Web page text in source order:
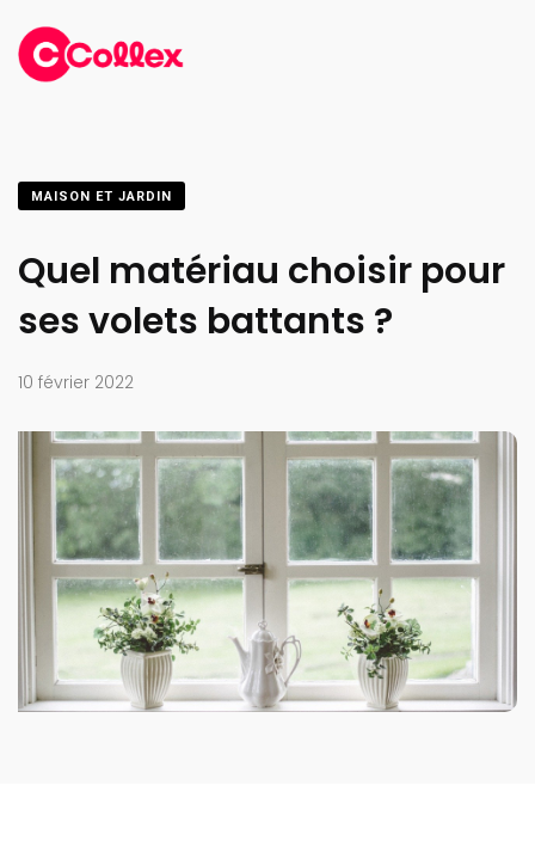
MAISON ET JARDIN
Quel matériau choisir pour
ses volets battants ?
10 février 2022